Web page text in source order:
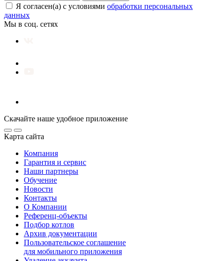
Я согласен(а) с условиями обработки персональных
данных
Мы в соц. сетях
Скачайте наше удобное приложение
Карта сайта
Компания
Гарантия и сервис
Наши партнеры
Обучение
Новости
Контакты
О Компании
Референц-объекты
Подбор котлов
Архив документации
Пользовательское соглашение
для мобильного приложения